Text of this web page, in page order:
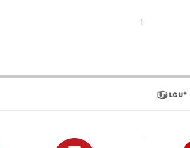
1